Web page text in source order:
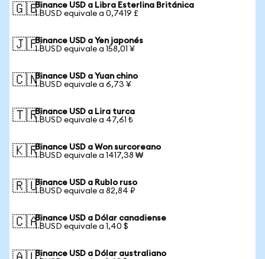
🇬🇧Binance USD a Libra Esterlina Británica
1 BUSD equivale a 0,7419 £
🇯🇵Binance USD a Yen japonés
1 BUSD equivale a 158,01 ¥
🇨🇳Binance USD a Yuan chino
1 BUSD equivale a 6,73 ¥
🇹🇷Binance USD a Lira turca
1 BUSD equivale a 47,61 ₺
🇰🇷Binance USD a Won surcoreano
1 BUSD equivale a 1417,38 ₩
🇷🇺Binance USD a Rublo ruso
1 BUSD equivale a 82,84 ₽
🇨🇦Binance USD a Dólar canadiense
1 BUSD equivale a 1,40 $
Binance USD a Dólar australiano